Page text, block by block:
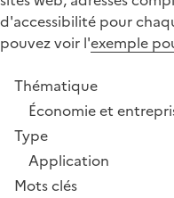
d'accessibilité pour
pouvez voir l'exemple
Thématique
Économie et
Type
Application
Mots clés